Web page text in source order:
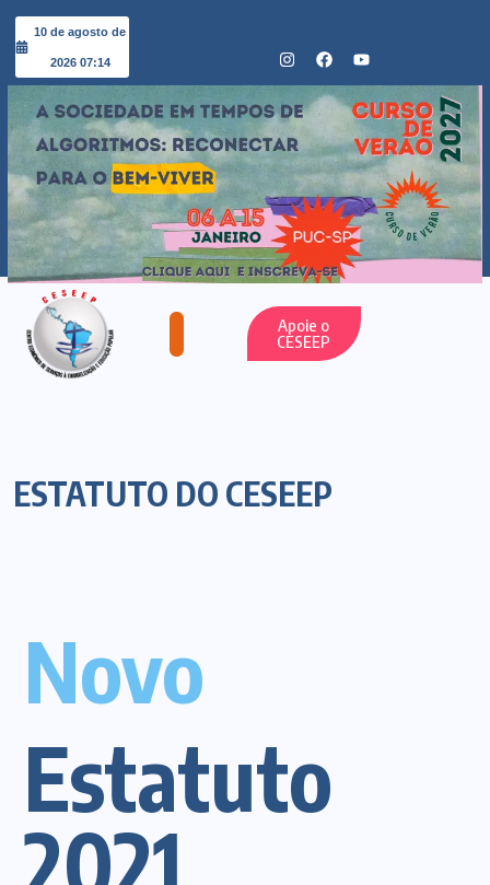
10 de agosto de
2026 07:14
Apoie o
CESEEP
ESTATUTO DO CESEEP
Novo
Estatuto
2021